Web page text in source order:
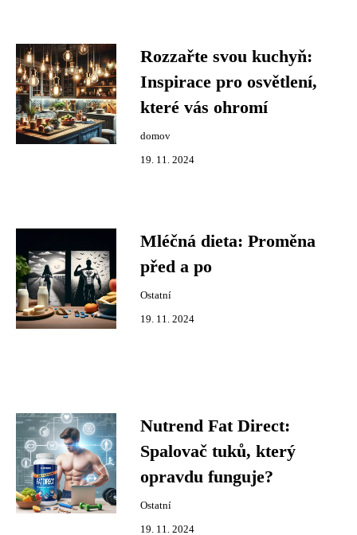
Rozzařte svou kuchyň:
Inspirace pro osvětlení,
které vás ohromí
domov
19. 11. 2024
Mléčná dieta: Proměna
před a po
Ostatní
19. 11. 2024
Nutrend Fat Direct:
Spalovač tuků, který
opravdu funguje?
Ostatní
19. 11. 2024